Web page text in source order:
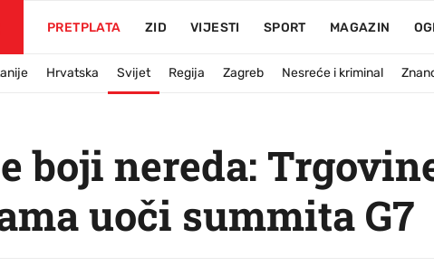
PRETPLATA ZID VIJESTI SPORT MAGAZIN
Hrvatska Svijet Regija Zagreb Nesreće i kriminal
boji nereda:
uoči summita G7